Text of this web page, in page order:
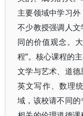
主要领域中学习
不少教授强调人
同的价值观念。
程”。核心课程的
文学与艺术、道
英文写作、数理
域，该校请不同